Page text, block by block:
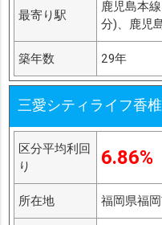
最寄り駅
鹿児島本
分)、鹿児
築年数 29年
三愛シティライフ香椎
区分平均利回
り
6.86%
所在地 福岡県福